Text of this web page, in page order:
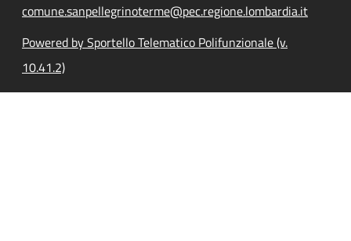
comune.sanpellegrinoterme@pec.regione.lombardia.it
Powered by Sportello Telematico Polifunzionale (v.
10.41.2)